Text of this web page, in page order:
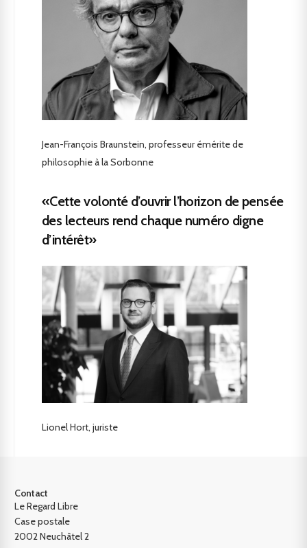
Jean-François Braunstein, professeur émérite de
philosophie à la Sorbonne
«Cette volonté d’ouvrir l’horizon de pensée
des lecteurs rend chaque numéro digne
d’intérêt»
Lionel Hort, juriste
Contact
Le Regard Libre
Case postale
2002 Neuchâtel 2